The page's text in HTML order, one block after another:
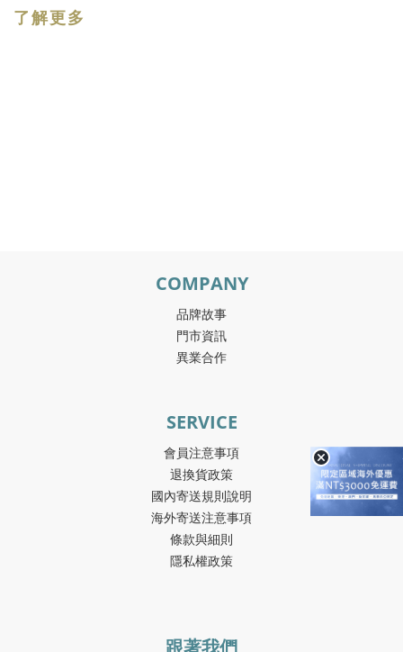
了解更多
COMPANY
品牌故事
門市資訊
異業合作
SERVICE
會員注意事項
退換貨政策
國內寄送規則說明
海外寄送注意事項
條款與細則
隱私權政策
跟著我們